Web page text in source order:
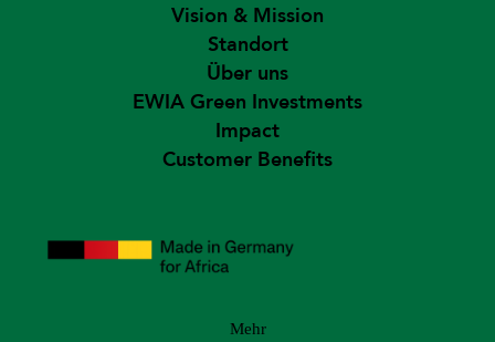
Vision & Mission
Standort
Über uns
EWIA Green Investments
Impact
Customer Benefits
Mehr